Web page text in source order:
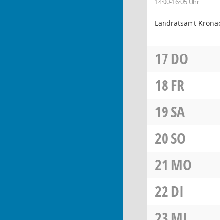
14:00-16:05 Uhr
Landratsamt
17DO
18FR
19SA
20SO
21 MO
22DI